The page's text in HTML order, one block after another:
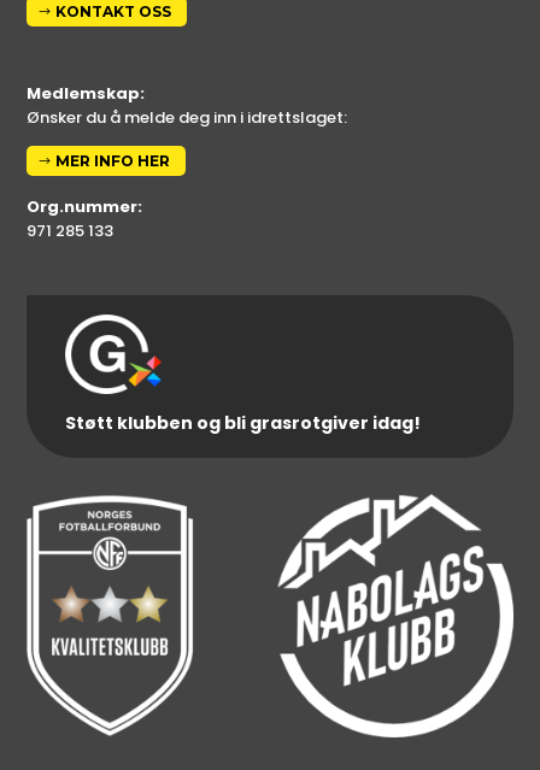
KONTAKT OSS
Medlemskap:
Ønsker du å melde deg inn i idrettslaget:
MER INFO HER
Org.nummer:
971 285 133
Støtt klubben og bli grasrotgiver idag!